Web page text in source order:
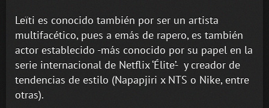
Leïti es conocido también por ser un artista
multifacético, pues a emás de rapero, es también
actor establecido -más conocido por su papel en la
serie internacional de Netflix ‘Élite’- y creador de
tendencias de estilo (Napapjiri x NTS o Nike, entre
otras).